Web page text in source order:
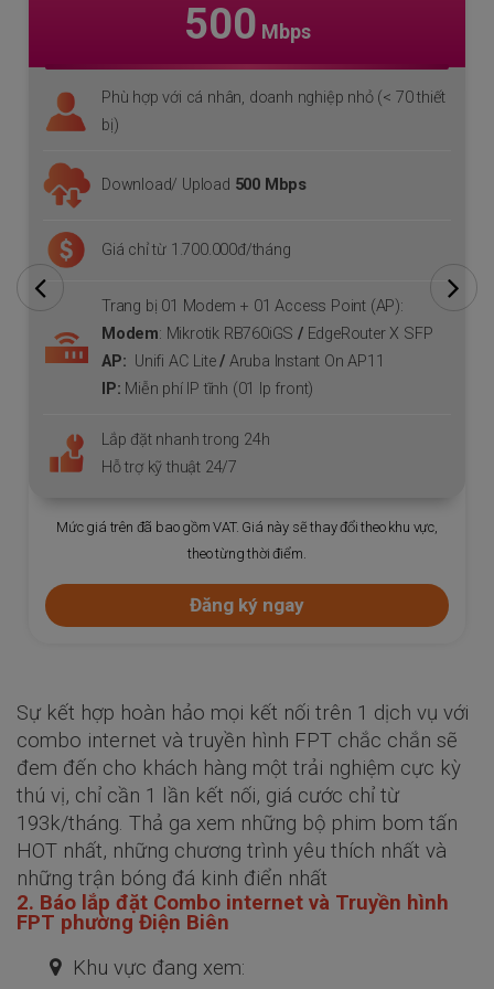
600
Phù hợp với doanh nghiệp vừa (< 100 thiết bị)
Trang bị 01 Modem + 01 Access Point (AP):
: Mikrotik RB4011iGSRM/ EdgeRouter X
: Unifi AC Pro
Miễn phí IP tĩnh (01 Ip front)
Lắp đặt nhanh trong 24h
Hỗ trợ kỹ thuật 24/7
Mức giá trên đã bao gồm VAT. Giá này sẽ thay đổi theo khu
Đăng ký ngay
Sự kết hợp hoàn hảo mọi kết nối trên 1 dịch vụ với
combo internet và truyền hình FPT chắc chắn sẽ
đem đến cho khách hàng một trải nghiệm cực kỳ
thú vị, chỉ cần 1 lần kết nối, giá cước chỉ từ
193k/tháng. Thả ga xem những bộ phim bom tấn
HOT nhất, những chương trình yêu thích nhất và
những trận bóng đá kinh điển nhất
2. Báo lắp đặt Combo internet và Truyền hình
FPT phường Điện Biên
Khu vực đang xem: